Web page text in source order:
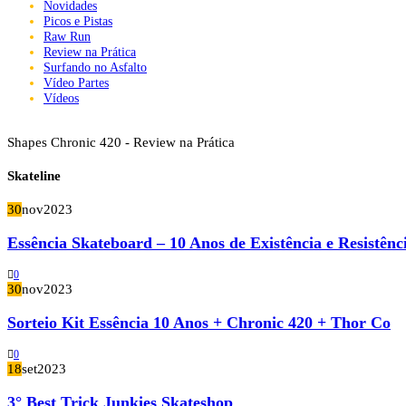
Novidades
Picos e Pistas
Raw Run
Review na Prática
Surfando no Asfalto
Vídeo Partes
Vídeos
Shapes Chronic 420 - Review na Prática
Skateline
30nov2023
Essência Skateboard – 10 Anos de Existência e
0
30nov2023
Sorteio Kit Essência 10 Anos + Chronic 420 + Thor Co
0
18set2023